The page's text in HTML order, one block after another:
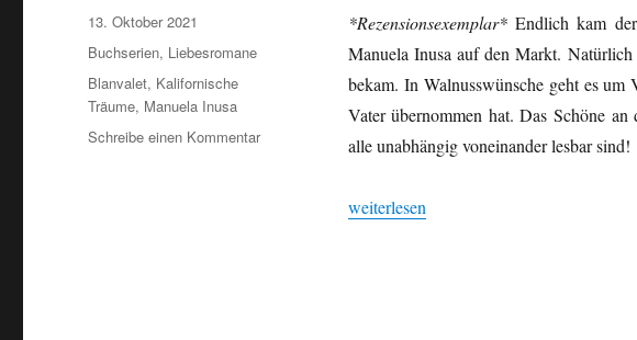
*Rezensionsexemplar*Endlich kam
Manuela Inusa auf den Markt.
bekam. In Walnusswünsche geht es
Vater übernommen hat. Das Schöne
alle unabhängig voneinander lesbar sind!
„Walnusswünsche von Manuela Inusa
weiterlesen
Veröffentlicht
am
13. Oktober 2021
Kategorien
Buchserien, Liebesromane
Schlagwörter
Blanvalet, Kalifornische
Träume, Manuela Inusa
Schreibe einen Kommentarzu
Walnusswünsche